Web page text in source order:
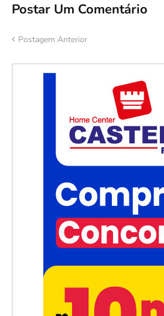
Postar Um Comentário
Postagem Anterior